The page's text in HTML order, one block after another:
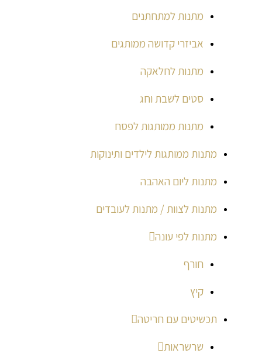
מתנות למתחתנים
אביזרי קדושה ממותגים
מתנות לחלאקה
סטים לשבת וחג
מתנות ממותגות לפסח
מתנות ממותגות לילדים ותינוקות
מתנות ליום האהבה
מתנות לצוות / מתנות לעובדים
מתנות לפי עונה
חורף
קיץ
תכשיטים עם חריטה
שרשראות